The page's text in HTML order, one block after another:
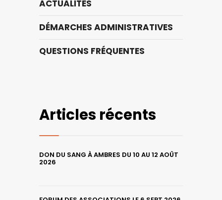
ACTUALITÉS
DÉMARCHES ADMINISTRATIVES
QUESTIONS FRÉQUENTES
Articles récents
DON DU SANG À AMBRES DU 10 AU 12 AOÛT
2026